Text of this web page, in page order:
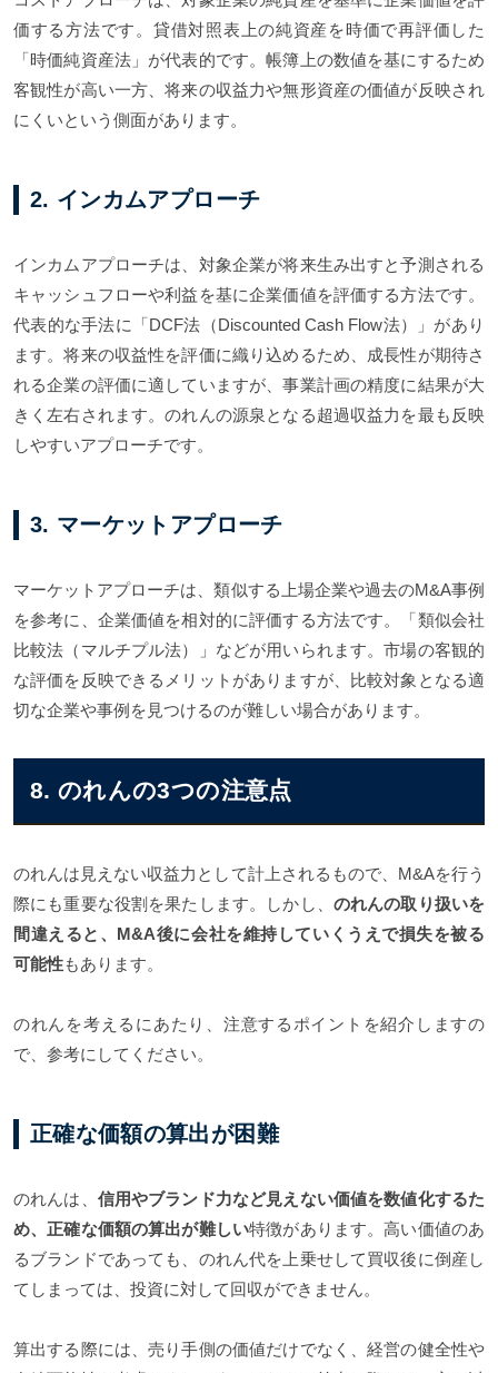
価する方法です。貸借対照表上の純資産を時価で再評価した
「時価純資産法」が代表的です。帳簿上の数値を基にするため
客観性が高い一方、将来の収益力や無形資産の価値が反映され
にくいという側面があります。
2. インカムアプローチ
インカムアプローチは、対象企業が将来生み出すと予測される
キャッシュフローや利益を基に企業価値を評価する方法です。
代表的な手法に「DCF法（Discounted Cash Flow法）」があり
ます。将来の収益性を評価に織り込めるため、成長性が期待さ
れる企業の評価に適していますが、事業計画の精度に結果が大
きく左右されます。のれんの源泉となる超過収益力を最も反映
しやすいアプローチです。
3. マーケットアプローチ
マーケットアプローチは、類似する上場企業や過去のM&A事例
を参考に、企業価値を相対的に評価する方法です。「類似会社
比較法（マルチプル法）」などが用いられます。市場の客観的
な評価を反映できるメリットがありますが、比較対象となる適
切な企業や事例を見つけるのが難しい場合があります。
8. のれんの3つの注意点
のれんは見えない収益力として計上されるもので、M&Aを行う
際にも重要な役割を果たします。しかし、 のれんの取り扱いを
間違えると、M&A後に会社を維持していくうえで損失を被る
可能性もあります。
のれんを考えるにあたり、注意するポイントを紹介しますの
で、参考にしてください。
正確な価額の算出が困難
のれんは、 信用やブランド力など見えない価値を数値化するた
め、正確な価額の算出が難しい特徴があります。高い価値のあ
るブランドであっても、のれん代を上乗せして買収後に倒産し
てしまっては、投資に対して回収ができません。
算出する際には、売り手側の価値だけでなく、経営の健全性や